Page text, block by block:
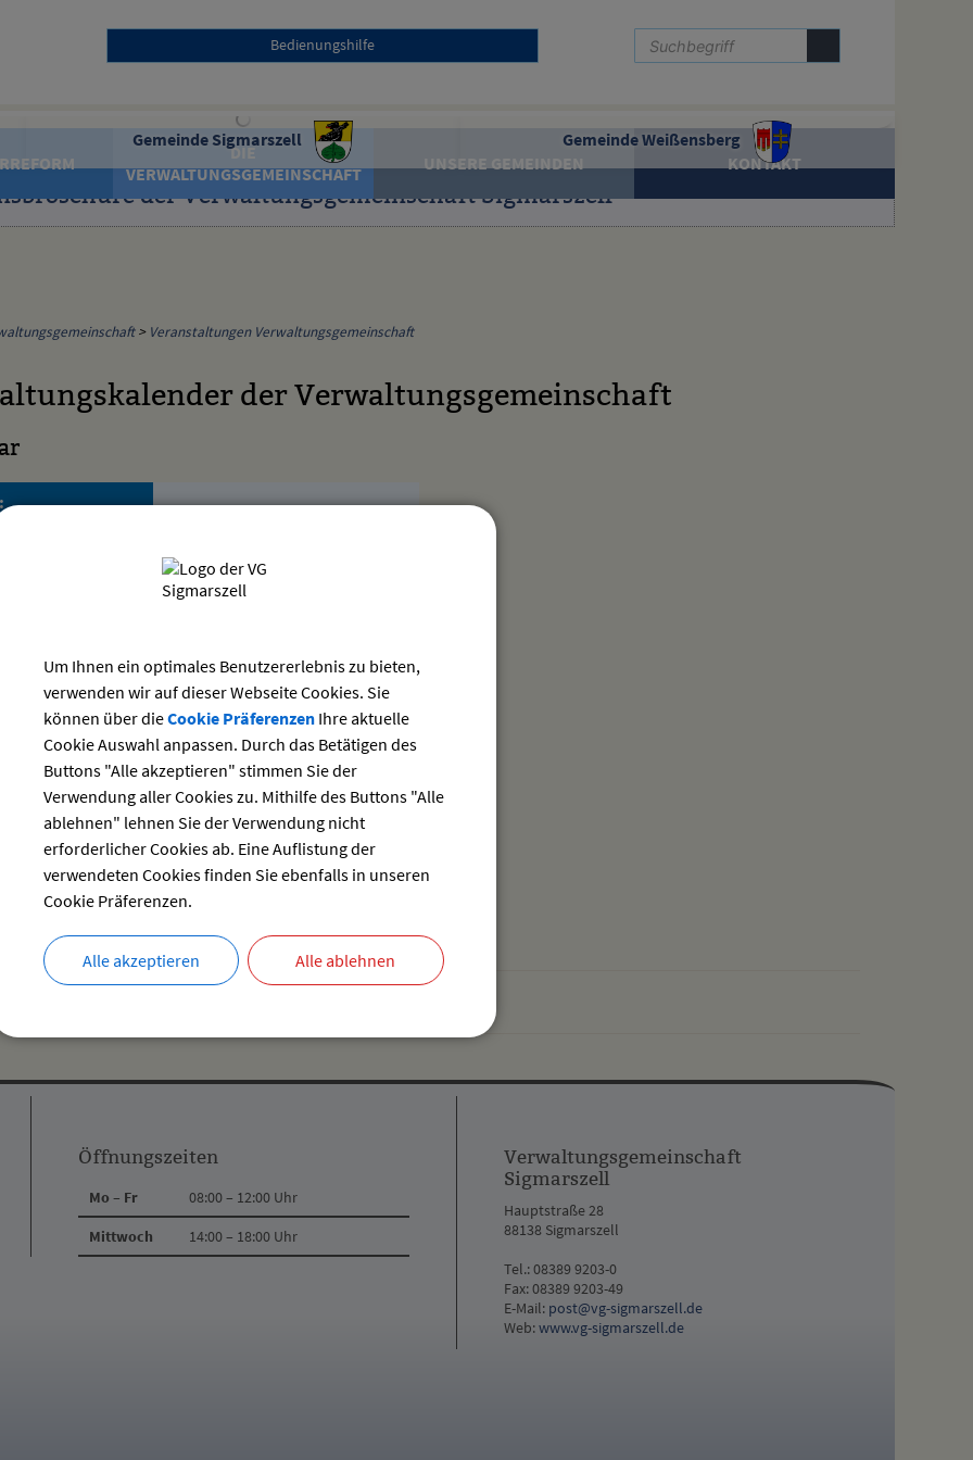
Bedienungshilfe
Gemeinde Sigmarszell
Gemeinde Weißensberg
DIE
VERWALTUNGSGEMEINSCHAFT
UNSERE GEMEINDEN KONTAKT
der Verwaltungsgemeinschaft Sigmarszell
> Veranstaltungen Verwaltungsgemeinschaft
der Verwaltungsgemeinschaft
Märkte
88138 Hergensweiler
Bücherbazar-Team
Frau Anja Betke
Termin als VCS-Kalenderdatei downloaden
Termin als iCal-Kalenderdatei downloaden
Öffnungszeiten
Mo – Fr
08:00 – 12:00 Uhr
Mittwoch
14:00 – 18:00 Uhr
Verwaltungsgemeinschaft
Sigmarszell
Hauptstraße 28
88138 Sigmarszell
Tel.: 08389 9203-0
Fax: 08389 9203-49
E-Mail: post@vg-sigmarszell.de
Web:www.vg-sigmarszell.de
Um Ihnen ein optimales Benutzererlebnis zu bieten,
verwenden wir auf dieser Webseite Cookies. Sie
können über dieCookie PräferenzenIhre aktuelle
Cookie Auswahl anpassen. Durch das Betätigen des
Buttons "Alle akzeptieren" stimmen Sie der
Verwendung aller Cookies zu. Mithilfe des Buttons "Alle
ablehnen" lehnen Sie der Verwendung nicht
erforderlicher Cookies ab. Eine Auflistung der
verwendeten Cookies finden Sie ebenfalls in unseren
Cookie Präferenzen.
Alle akzeptieren Alle ablehnen